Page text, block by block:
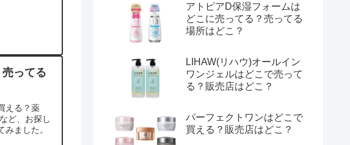
ってる
える？薬
ど、お探し
ました。
アトピアD保湿フォームは
どこに売ってる？売ってる
場所はどこ？
LIHAW(リハウ)オールイン
ワンジェルはどこで売って
る？販売店はどこ？
パーフェクトワンはどこで
買える？販売店はどこ？